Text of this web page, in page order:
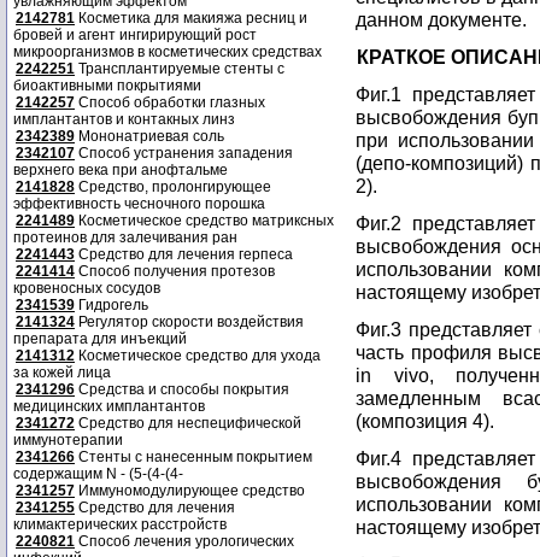
2142781 Косметика для макияжа ресниц и
бровей и агент ингирирующий рост
микроорганизмов в косметических средствах
2242251 Трансплантируемые стенты с
биоактивными покрытиями
2142257 Способ обработки глазных
имплантантов и контакных линз
2342389 Мононатриевая соль
2342107 Способ устранения западения
верхнего века при анофтальме
2141828 Средство, пролонгирующее
эффективность чесночного порошка
2241489 Косметическое средство матриксных
протеинов для залечивания ран
2241443 Средство для лечения герпеса
2241414 Способ получения протезов
кровеносных сосудов
2341539 Гидрогель
2141324 Регулятор скорости воздействия
препарата для инъекций
2141312 Косметическое средство для ухода
за кожей лица
2341296 Средства и способы покрытия
медицинских имплантантов
2341272 Средство для неспецифической
иммунотерапии
2341266 Стенты с нанесенным покрытием
содержащим N - (5-(4-(4-
2341257 Иммуномодулирующее средство
2341255 Средство для лечения
климактерических расстройств
2240821 Способ лечения урологических
данном документе.
КРАТКОЕ
Фиг.1
высвобождения
при
(депо-композиций)
2).
Фиг.2
высвобождения
использовании
настоящему
Фиг.3
часть профиля
in vivo,
замедленным
(композиция 4).
Фиг.4
высвобождения
использовании
настоящему